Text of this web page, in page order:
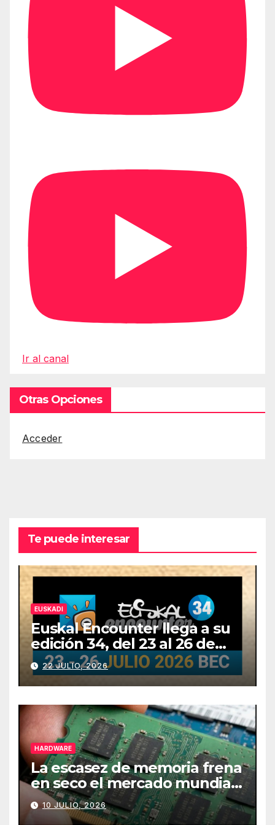
Ir al canal
Otras Opciones
Acceder
Te puede interesar
EUSKADI
Euskal Encounter llega a su
edición 34, del 23 al 26 de
julio
22 JULIO, 2026
HARDWARE
La escasez de memoria frena
en seco el mercado mundial
de PCs
10 JULIO, 2026